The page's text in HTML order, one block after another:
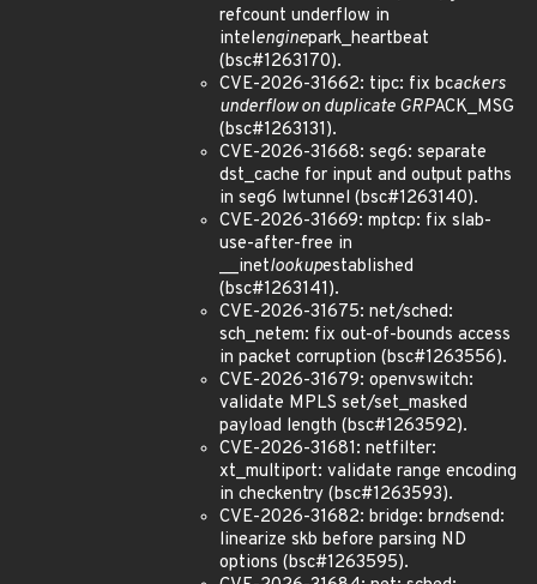
refcount underflow in
intelenginepark_heartbeat
(bsc#1263170).
CVE-2026-31662: tipc: fix bcackers
underflow on duplicate GRPACK_MSG
(bsc#1263131).
CVE-2026-31668: seg6: separate
dst_cache for input and output paths
in seg6 lwtunnel (bsc#1263140).
CVE-2026-31669: mptcp: fix slab-
use-after-free in
__inetlookupestablished
(bsc#1263141).
CVE-2026-31675: net/sched:
sch_netem: fix out-of-bounds access
in packet corruption (bsc#1263556).
CVE-2026-31679: openvswitch:
validate MPLS set/set_masked
payload length (bsc#1263592).
CVE-2026-31681: netfilter:
xt_multiport: validate range encoding
in checkentry (bsc#1263593).
CVE-2026-31682: bridge: brndsend:
linearize skb before parsing ND
options (bsc#1263595).